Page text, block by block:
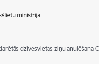
dzīvesvietas ziņu anulēšana